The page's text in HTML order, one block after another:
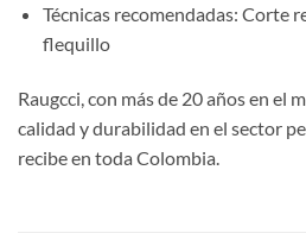
Técnicas recomendadas: Corte
flequillo
Raugcci, con más de 20 años en el
calidad y durabilidad en el sector
recibe en toda Colombia.